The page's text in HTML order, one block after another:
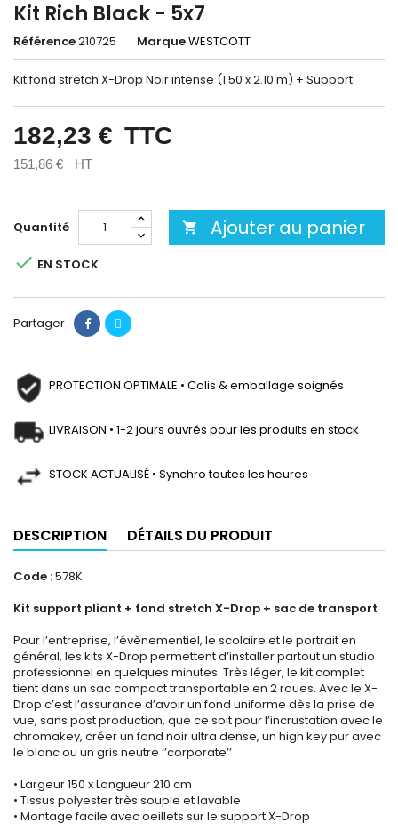
Kit Rich Black - 5x7
Référence210725 MarqueWESTCOTT
Kit fond stretch X-Drop Noir intense (1.50 x 2.10 m) + Support
182,23 € TTC
151,86 € HT
Quantité  Ajouter au panier
 EN STOCK
Partager
PROTECTION OPTIMALE • Colis & emballage soignés
LIVRAISON • 1-2 jours ouvrés pour les produits en stock
STOCK ACTUALISÉ • Synchro toutes les heures
DESCRIPTION DÉTAILS DU PRODUIT
Code :578K
Kit support pliant + fond stretch X-Drop + sac de transport
Pour l’entreprise, l’évènementiel, le scolaire et le portrait en
général, les kits X-Drop permettent d’installer partout un studio
professionnel en quelques minutes. Très léger, le kit complet
tient dans un sac compact transportable en 2 roues. Avec le X-
Drop c’est l’assurance d’avoir un fond uniforme dès la prise de
vue, sans post production, que ce soit pour l’incrustation avec le
chromakey, créer un fond noir ultra dense, un high key pur avec
le blanc ou un gris neutre ‘’corporate’’
• Largeur 150 x Longueur 210 cm
• Tissus polyester très souple et lavable
• Montage facile avec oeillets sur le support X-Drop